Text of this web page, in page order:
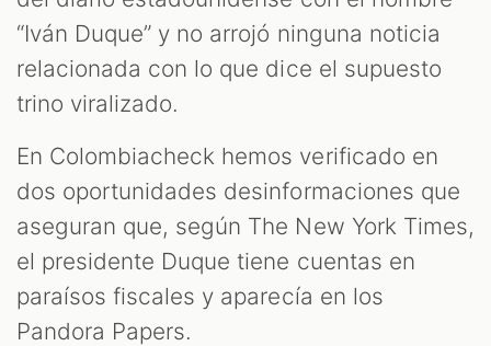
“Iván Duque” y no arrojó ninguna noticia
relacionada con lo que dice el supuesto
trino viralizado.
En Colombiacheck hemos verificado en
dos oportunidades desinformaciones que
aseguran que, según The New York Times,
el presidente Duque tiene cuentas en
paraísos fiscales y aparecía en los
Pandora Papers.